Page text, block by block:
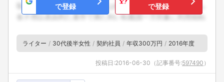
で登録
で登録
ライター 30代後半女性 契約社員 年収300万円 2016年度
投稿日:2016-06-30 （記事番号:597490 ）